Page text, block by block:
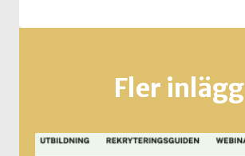
Fler inlägg